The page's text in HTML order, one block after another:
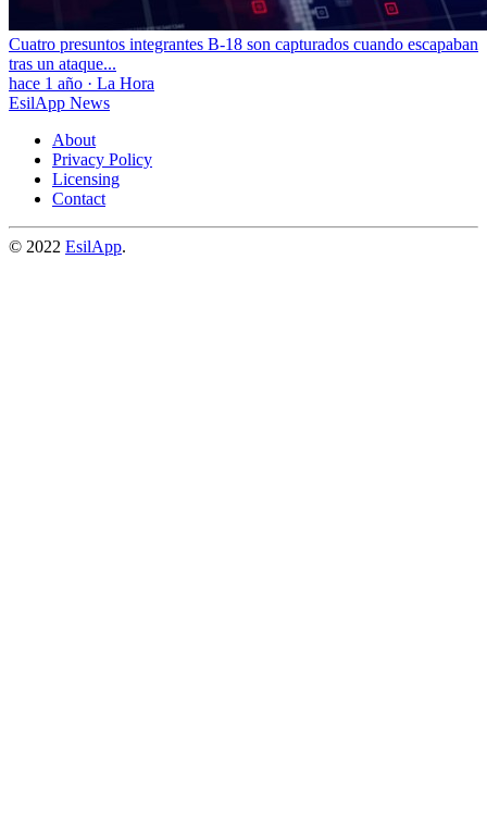
Cuatro presuntos integrantes B-18 son capturados cuando escapaban
tras un ataque...
hace 1 año · La Hora
EsilApp News
About
Privacy Policy
Licensing
Contact
© 2022 EsilApp.